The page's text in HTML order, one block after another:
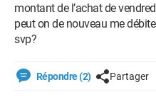
montant de l’achat de
peut on de nouveau me
svp?
Répondre (2) Partager